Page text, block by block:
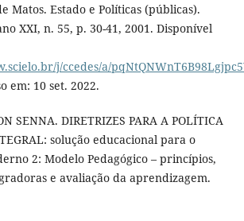
Matos. Estado e Políticas (públicas).
XXI, n. 55, p. 30-41, 2001. Disponível
j/ccedes/a/
em: 10 set. 2022.
SENNA. DIRETRIZES PARA A POLÍTICA
solução educacional para o
2: Modelo Pedagógico – princípios,
e avaliação da aprendizagem.